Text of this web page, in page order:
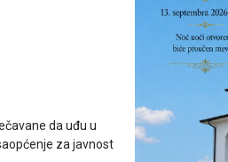
da uđu u
za javnost